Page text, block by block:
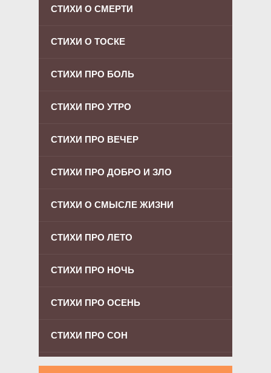
СТИХИ О СМЕРТИ
СТИХИ О ТОСКЕ
СТИХИ ПРО БОЛЬ
СТИХИ ПРО УТРО
СТИХИ ПРО ВЕЧЕР
СТИХИ ПРО ДОБРО И ЗЛО
СТИХИ О СМЫСЛЕ ЖИЗНИ
СТИХИ ПРО ЛЕТО
СТИХИ ПРО НОЧЬ
СТИХИ ПРО ОСЕНЬ
СТИХИ ПРО СОН